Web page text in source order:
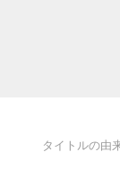
タイトルの由